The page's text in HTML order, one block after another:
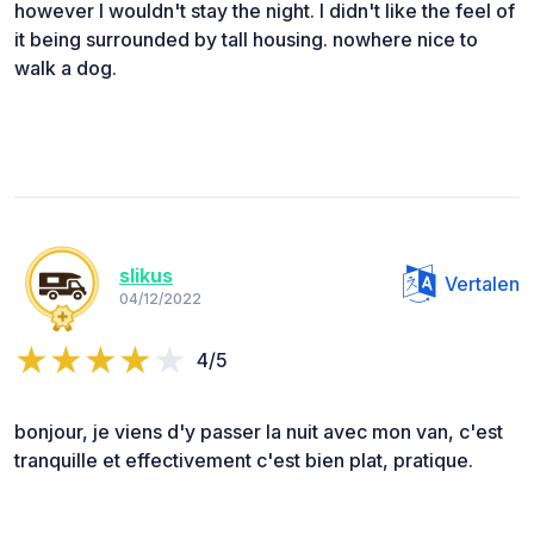
however I wouldn't stay the night. I didn't like the feel of
it being surrounded by tall housing. nowhere nice to
walk a dog.
slikus
04/12/2022
Vertalen
4/5
bonjour, je viens d'y passer la nuit avec mon van, c'est
tranquille et effectivement c'est bien plat, pratique.